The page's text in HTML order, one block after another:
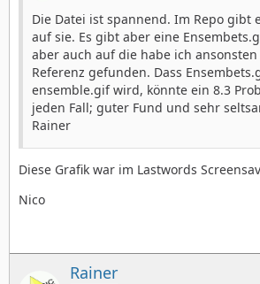
Die Datei ist spannend. Im Repo gibt
auf sie. Es gibt aber eine
aber auch auf die habe ich
Referenz gefunden. Dass
ensemble.gif wird, könnte ein 8.3
jeden Fall; guter Fund und sehr
Rainer
Diese Grafik war im Lastwords
Nico
Rainer